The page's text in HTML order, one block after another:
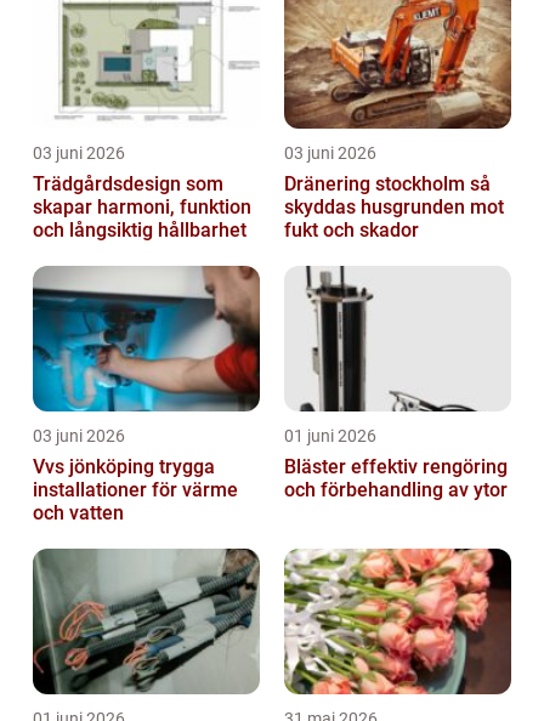
03 juni 2026
Trädgårdsdesign som
skapar harmoni, funktion
och långsiktig hållbarhet
03 juni 2026
Dränering stockholm så
skyddas husgrunden mot
fukt och skador
03 juni 2026
Vvs jönköping trygga
installationer för värme
och vatten
01 juni 2026
Bläster effektiv rengöring
och förbehandling av ytor